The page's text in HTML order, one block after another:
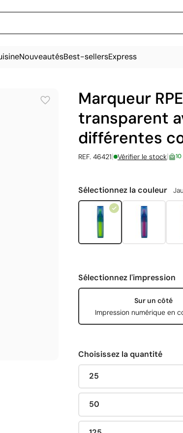
NouveautésBest-sellersExpress
Marqueur
transparent
différentes
REF. 46421| Vérifier le stock|
Sélectionnez la couleur
Sélectionnez l'impression
Sur un côté
Impression numérique en
Choisissez la quantité
25
50